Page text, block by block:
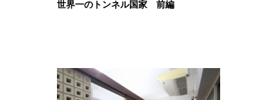
世界一のトンネル国家 前編